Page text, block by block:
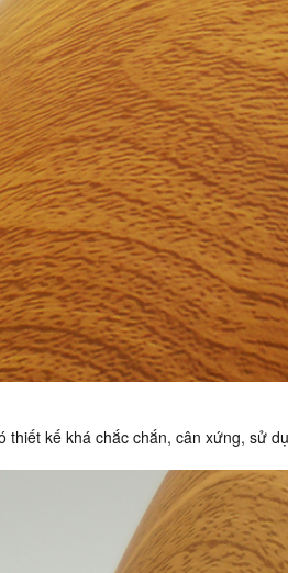
thiết kế khá chắc chắn, cân xứng, sử